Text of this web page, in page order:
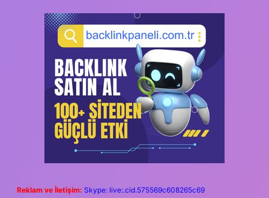
Reklam ve İletişim: Skype: live:.cid.575569c608265c69